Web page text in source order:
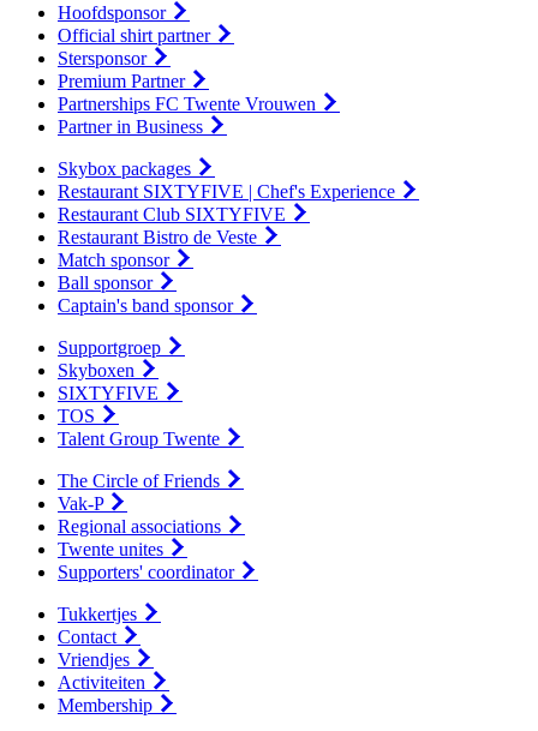
Hoofdsponsor
Official shirt partner
Stersponsor
Premium Partner
Partnerships FC Twente Vrouwen
Partner in Business
Skybox packages
Restaurant SIXTYFIVE | Chef's Experience
Restaurant Club SIXTYFIVE
Restaurant Bistro de Veste
Match sponsor
Ball sponsor
Captain's band sponsor
Supportgroep
Skyboxen
SIXTYFIVE
TOS
Talent Group Twente
The Circle of Friends
Vak-P
Regional associations
Twente unites
Supporters' coordinator
Tukkertjes
Contact
Vriendjes
Activiteiten
Membership